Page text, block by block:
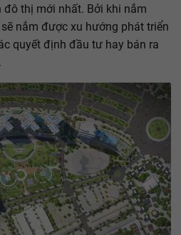
thị mới nhất. Bởi khi nắm
nắm được xu hướng phát triển
quyết định đầu tư hay bán ra